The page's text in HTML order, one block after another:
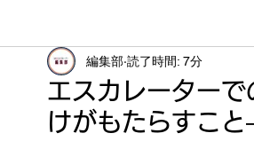
オフィス装飾 交通広告
エスカレーター
けがもたらすこ
編集部 読了時間: 7分